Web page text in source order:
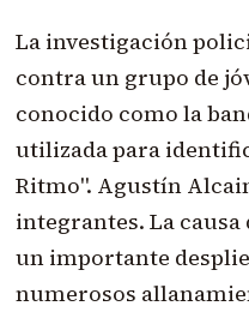
La investigación
contra un grupo de
conocido como la
utilizada para
Ritmo". Agustín
integrantes. La causa
un importante
numerosos